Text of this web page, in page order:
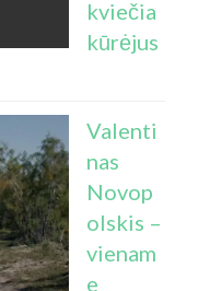
kviečia
kūrėjus
Valenti
nas
Novop
olskis –
vienam
e